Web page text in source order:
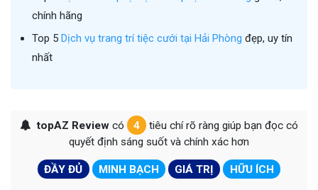
chính hãng
Top 5 Dịch vụ trang trí tiệc cưới tại Hải Phòng đẹp, uy tín
nhất
topAZ Reviewcó 4
tiêu chí rõ ràng giúp bạn đọc có
quyết định sáng suốt và chính xác hơn
ĐẦY ĐỦ MINH BẠCH GIÁ TRỊ HỮU ÍCH